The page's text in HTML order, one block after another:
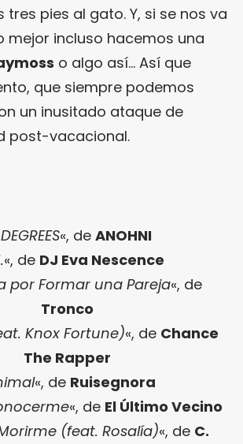
tres pies al gato. Y, si se nos va
mejor incluso hacemos una
o algo así… Así que
que siempre podemos
un inusitado ataque de
post-vacacional.
«, de ANOHNI
«, de DJ Eva Nescence
por Formar una Pareja«, de
Tronco
Knox Fortune)«, de Chance
The Rapper
«, de Ruisegnora
«, de El Último Vecino
(feat. Rosalía)«, de C.